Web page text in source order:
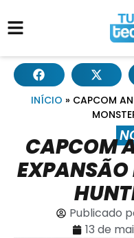
INÍCIO » CAPCOM
CAPCOM
EXPANSÃO
Publicado
13 de